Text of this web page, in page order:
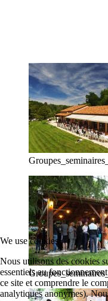
We use cookies
Nous utilisons des cookies
essentiels au
ce site et comprendre le
analytiques anonymes).